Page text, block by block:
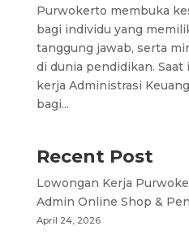
Purwokerto membuka
bagi individu yang
tanggung jawab, serta
di dunia pendidikan.
kerja Administrasi
bagi...
Recent Post
Lowongan Kerja
Admin Online Shop &
April 24, 2026